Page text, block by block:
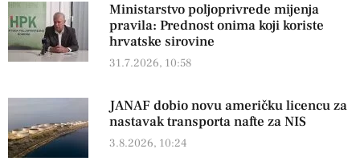
Ministarstvo poljoprivrede mijenja
pravila: Prednost onima koji koriste
hrvatske sirovine
31.7.2026, 10:58
JANAF dobio novu američku licencu za
nastavak transporta nafte za NIS
3.8.2026, 10:24